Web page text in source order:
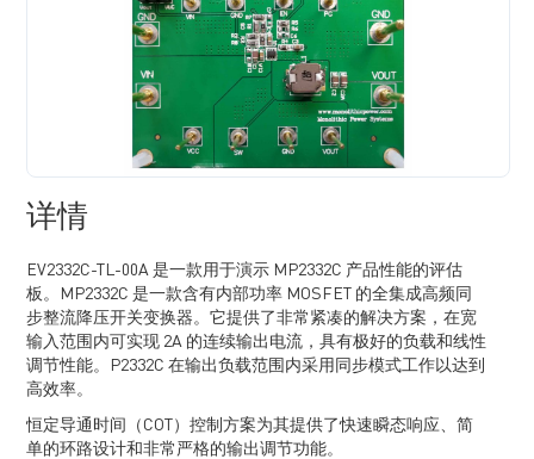
详情
EV2332C-TL-00A 是一款用于演示 MP2332C 产品性能的评估
板。MP2332C 是一款含有内部功率 MOSFET 的全集成高频同
步整流降压开关变换器。它提供了非常紧凑的解决方案，在宽
输入范围内可实现 2A 的连续输出电流，具有极好的负载和线性
调节性能。P2332C 在输出负载范围内采用同步模式工作以达到
高效率。
恒定导通时间（COT）控制方案为其提供了快速瞬态响应、简
单的环路设计和非常严格的输出调节功能。